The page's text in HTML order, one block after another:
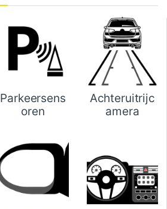
Parkeersens
oren
Achteruitrijc
amera